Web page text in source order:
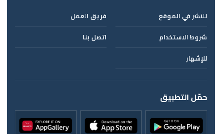
للنشر في الموقع
فريق العمل
شروط الاستخدام
اتصل بنا
للإشهار
حمّل التطبيق